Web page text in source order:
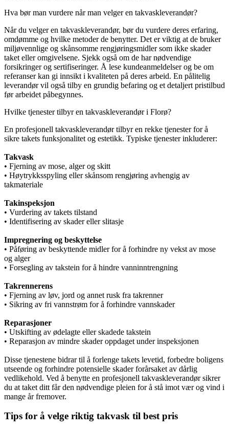
Hva bør man vurdere når man velger en takvaskleverandør?
Når du velger en takvaskleverandør, bør du vurdere deres erfaring,
omdømme og hvilke metoder de benytter. Det er viktig at de bruker
miljøvennlige og skånsomme rengjøringsmidler som ikke skader
taket eller omgivelsene. Sjekk også om de har nødvendige
forsikringer og sertifiseringer. Å lese kundeanmeldelser og be om
referanser kan gi innsikt i kvaliteten på deres arbeid. En pålitelig
leverandør vil også tilby en grundig befaring og et detaljert pristilbud
før arbeidet påbegynnes.
Hvilke tjenester tilbyr en takvaskleverandør i Florø?
En profesjonell takvaskleverandør tilbyr en rekke tjenester for å
sikre takets funksjonalitet og estetikk. Typiske tjenester inkluderer:
Takvask
• Fjerning av mose, alger og skitt
• Høytrykksspyling eller skånsom rengjøring avhengig av
takmateriale
Takinspeksjon
• Vurdering av takets tilstand
• Identifisering av skader eller slitasje
Impregnering og beskyttelse
• Påføring av beskyttende midler for å forhindre ny vekst av mose
og alger
• Forsegling av takstein for å hindre vanninntrengning
Takrennerens
• Fjerning av løv, jord og annet rusk fra takrenner
• Sikring av fri vannstrøm for å forhindre vannskader
Reparasjoner
• Utskifting av ødelagte eller skadede takstein
• Reparasjon av mindre skader oppdaget under inspeksjonen
Disse tjenestene bidrar til å forlenge takets levetid, forbedre boligens
utseende og forhindre potensielle skader forårsaket av dårlig
vedlikehold. Ved å benytte en profesjonell takvaskleverandør sikrer
du at taket ditt får den nødvendige pleien for å stå imot vær og vind i
mange år fremover.
Tips for å velge riktig takvask til best pris